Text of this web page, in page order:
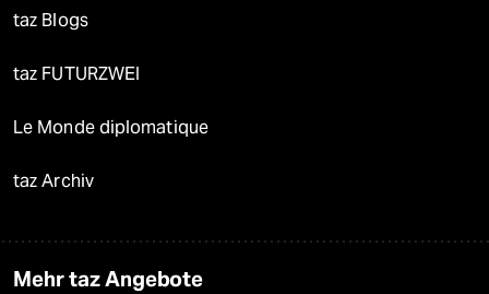
taz Blogs
taz FUTURZWEI
Le Monde diplomatique
taz Archiv
Mehr taz Angebote